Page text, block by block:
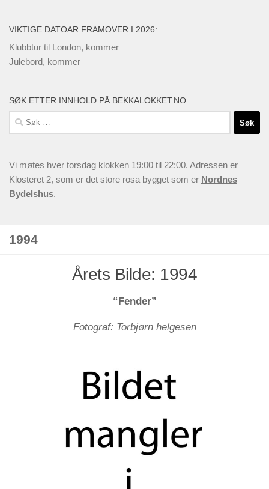
1994
Årets Bilde: 1994
“Fender”
Fotograf: Torbjørn helgesen
VIKTIGE DATOAR FRAMOVER I 2026:
Klubbtur til London, kommer
Julebord, kommer
SØK ETTER INNHOLD PÅ BEKKALOKKET.NO
Søk
etter:
Vi møtes hver torsdag klokken 19:00 til 22:00. Adressen er
Klosteret 2, som er det store rosa bygget som er Nordnes
Bydelshus.